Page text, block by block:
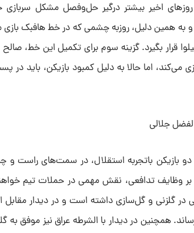
روز‌های اخیر بیشتر درگیر حل‌وفصل مشکل سربازی
همین دلیل، روزبه چشمی که در خط هافبک بازی
قرار بگیرد. گزینه سوم برای تکمیل این خط،
اما حالا به دلیل کمبود بازیکن، باید در
جلالی
دو بازیکن باتجربه استقلال، در سمت‌های راست
بر وظایف تدافعی، نقش مهمی در حملات تیم
گلزنی و گل‌سازی داشته است و در دیدار مقابل
همچنین در دیدار با الشرطه عراق نیز موفق به